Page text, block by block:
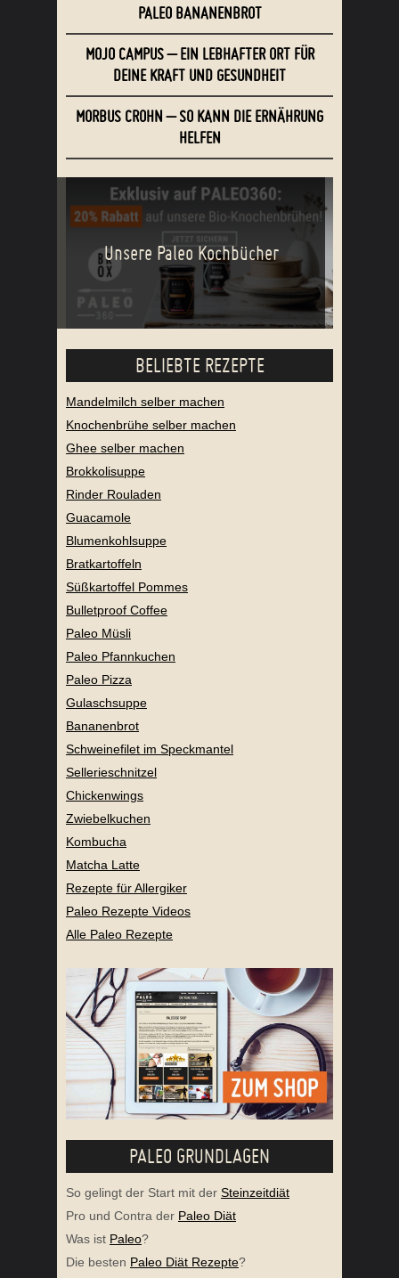
PALEO BANANENBROT
MOJO CAMPUS – EIN LEBHAFTER ORT FÜR
DEINE KRAFT UND GESUNDHEIT
MORBUS CROHN – SO KANN DIE ERNÄHRUNG
HELFEN
Unsere Paleo Kochbücher
BELIEBTE REZEPTE
Mandelmilch selber machen
Knochenbrühe selber machen
Ghee selber machen
Brokkolisuppe
Rinder Rouladen
Guacamole
Blumenkohlsuppe
Bratkartoffeln
Süßkartoffel Pommes
Bulletproof Coffee
Paleo Müsli
Paleo Pfannkuchen
Paleo Pizza
Gulaschsuppe
Bananenbrot
Schweinefilet im Speckmantel
Sellerieschnitzel
Chickenwings
Zwiebelkuchen
Kombucha
Matcha Latte
Rezepte für Allergiker
Paleo Rezepte Videos
Alle Paleo Rezepte
PALEO GRUNDLAGEN
So gelingt der Start mit der Steinzeitdiät
Pro und Contra der Paleo Diät
Was ist Paleo?
Die besten Paleo Diät Rezepte?